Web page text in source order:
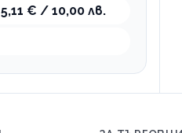
5,11 € / 10,00 лв.